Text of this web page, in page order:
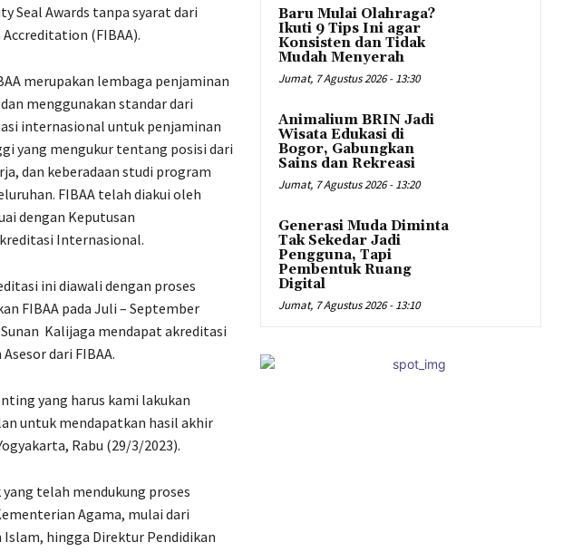
Seal Awards tanpa syarat dari
(FIBAA).
merupakan lembaga penjaminan
menggunakan standar dari
internasional untuk penjaminan
yang mengukur tentang posisi dari
dan keberadaan studi program
FIBAA telah diakui oleh
dengan Keputusan
Internasional.
ini diawali dengan proses
FIBAA pada Juli – September
Kalijaga mendapat akreditasi
dari FIBAA.
yang harus kami lakukan
untuk mendapatkan hasil akhir
Rabu (29/3/2023).
telah mendukung proses
Agama, mulai dari
hingga Direktur Pendidikan
Baru Mulai Olahraga?
Ikuti 9 Tips Ini agar
Konsisten dan Tidak
Mudah Menyerah
Jumat, 7 Agustus 2026 - 13:30
Animalium BRIN Jadi
Wisata Edukasi di
Bogor, Gabungkan
Sains dan Rekreasi
Jumat, 7 Agustus 2026 - 13:20
Generasi Muda Diminta
Tak Sekedar Jadi
Pengguna, Tapi
Pembentuk Ruang
Digital
Jumat, 7 Agustus 2026 - 13:10